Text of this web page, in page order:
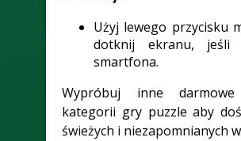
Użyj lewego przycisku
dotknij ekranu, jeśli
smartfona.
Wypróbuj inne
kategorii gry puzzle aby
świeżych i niezapomnianych